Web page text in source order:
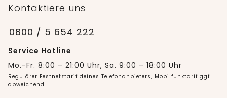
Kontaktiere uns
0800 / 5 654 222
Service Hotline
Mo.-Fr. 8:00 – 21:00 Uhr, Sa. 9:00 – 18:00 Uhr
Regulärer Festnetztarif deines Telefonanbieters, Mobilfunktarif ggf.
abweichend.